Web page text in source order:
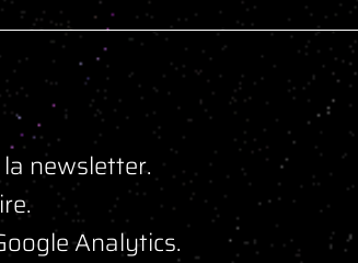
newsletter.
Analytics.